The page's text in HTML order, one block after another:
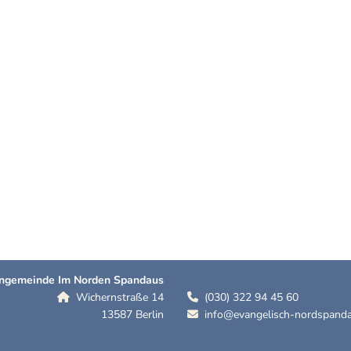
Im Norden Spandaus
 Wichernstraße 14
13587 Berlin
 (030) 322 94 45 60
 info@evangelisch-